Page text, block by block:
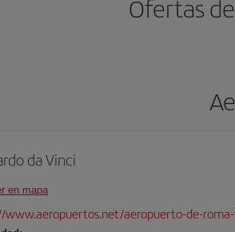
Ofertas
da Vinci
en mapa
www.aeropuertos.net/aeropuerto-de-